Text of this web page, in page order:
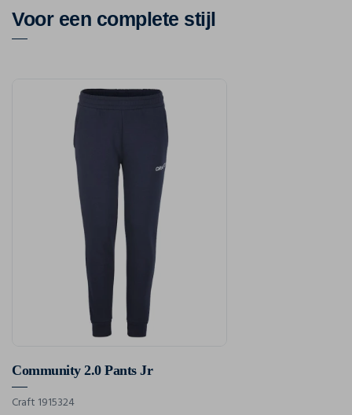
Voor een complete stijl
Community 2.0 Pants Jr
Craft 1915324